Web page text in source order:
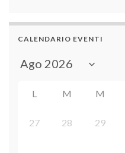
CALENDARIO EVENTI
L M M
27 28 29